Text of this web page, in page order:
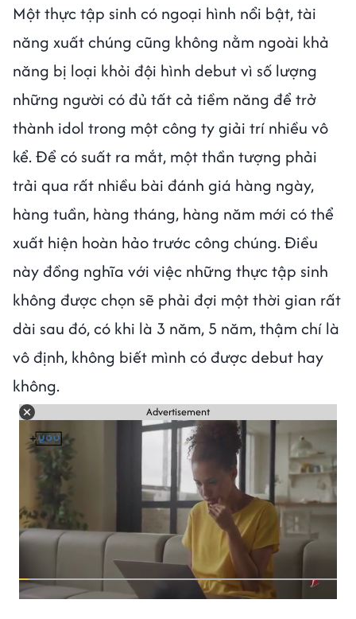
Một thực tập sinh có ngoại hình nổi bật, tài
năng xuất chúng cũng không nằm ngoài khả
năng bị loại khỏi đội hình debut vì số lượng
những người có đủ tất cả tiềm năng để trở
thành idol trong một công ty giải trí nhiều vô
kể. Để có suất ra mắt, một thần tượng phải
trải qua rất nhiều bài đánh giá hàng ngày,
hàng tuần, hàng tháng, hàng năm mới có thể
xuất hiện hoàn hảo trước công chúng. Điều
này đồng nghĩa với việc những thực tập sinh
không được chọn sẽ phải đợi một thời gian rất
dài sau đó, có khi là 3 năm, 5 năm, thậm chí là
vô định, không biết mình có được debut hay
không.
Advertisement